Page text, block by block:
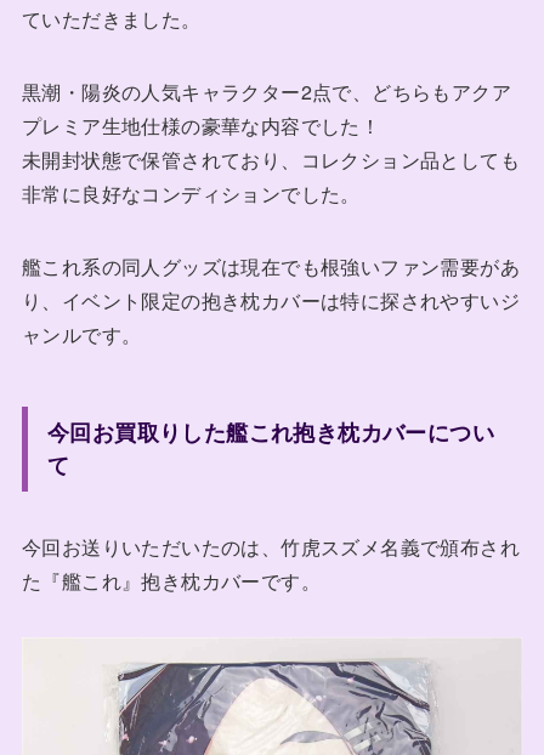
ていただきました。
黒潮・陽炎の人気キャラクター2点で、どちらもアクア
プレミア生地仕様の豪華な内容でした！
未開封状態で保管されており、コレクション品としても
非常に良好なコンディションでした。
艦これ系の同人グッズは現在でも根強いファン需要があ
り、イベント限定の抱き枕カバーは特に探されやすいジ
ャンルです。
今回お買取りした艦これ抱き枕カバーについ
て
今回お送りいただいたのは、竹虎スズメ名義で頒布され
た『艦これ』抱き枕カバーです。